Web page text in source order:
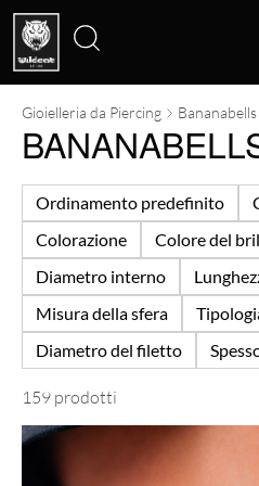
Cerca:
Gioielleria da Piercing Bananabells
Ordinamento predefinito
Colorazione
Colore del
Diametro interno
Misura della sfera
Diametro del filetto
159 prodotti